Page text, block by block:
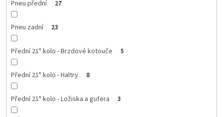
Pneu přední 27
Pneu zadní 23
Přední 21" kolo - Brzdové kotouče 5
Přední 21" kolo - Haltry 8
Přední 21" kolo - Ložiska a gufera 3